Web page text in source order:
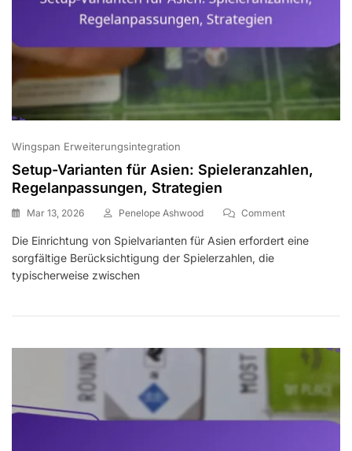
Wingspan Erweiterungsintegration
Setup-Varianten für Asien: Spieleranzahlen,
Regelanpassungen, Strategien
Mar 13, 2026 Penelope Ashwood CommentOn
Varianten
Strategien
Die Einrichtung von Spielvarianten für Asien erfordert eine
sorgfältige Berücksichtigung der Spielerzahlen, die
typischerweise zwischen